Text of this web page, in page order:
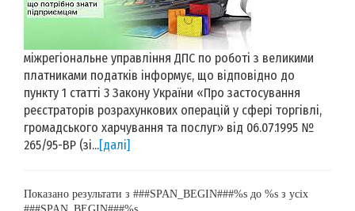
міжрегіональне управління ДПС по роботі з великими
платниками податків інформує, що відповідно до
пункту 1 статті 3 Закону України «Про застосування
реєстраторів розрахункових операцій у сфері торгівлі,
громадського харчування та послуг» від 06.07.1995 №
265/95-ВР (зі...[далі]
Показано результати з ###SPAN_BEGIN###%s до %s з усіх